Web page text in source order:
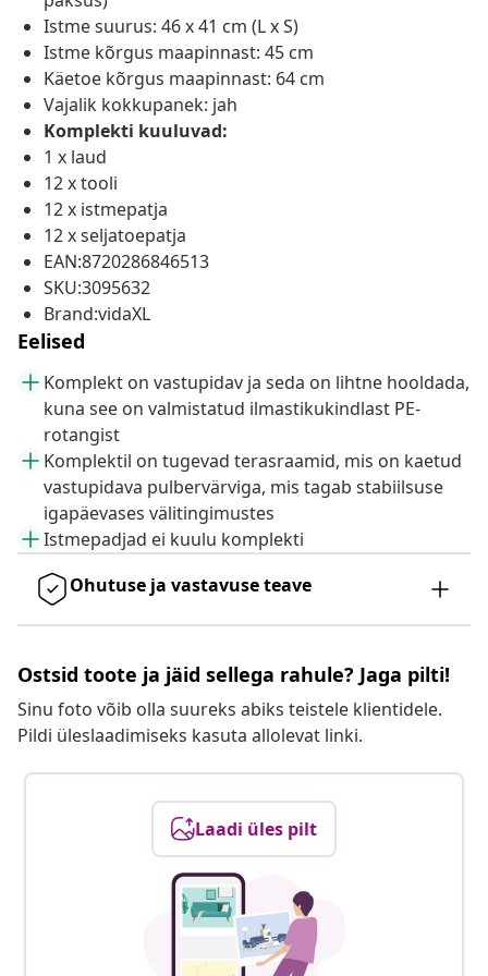
Istme suurus: 46 x 41 cm (L x S)
Istme kõrgus maapinnast: 45 cm
Käetoe kõrgus maapinnast: 64 cm
Vajalik kokkupanek: jah
Komplekti kuuluvad:
1 x laud
12 x tooli
12 x istmepatja
12 x seljatoepatja
EAN:8720286846513
SKU:3095632
Brand:vidaXL
Eelised
Komplekt on vastupidav ja seda on lihtne hooldada,
kuna see on valmistatud ilmastikukindlast PE-
rotangist
Komplektil on tugevad terasraamid, mis on kaetud
vastupidava pulbervärviga, mis tagab stabiilsuse
igapäevases välitingimustes
Istmepadjad ei kuulu komplekti
Ohutuse ja vastavuse teave
Ostsid toote ja jäid sellega rahule? Jaga pilti!
Sinu foto võib olla suureks abiks teistele klientidele.
Pildi üleslaadimiseks kasuta allolevat linki.
Laadi üles pilt